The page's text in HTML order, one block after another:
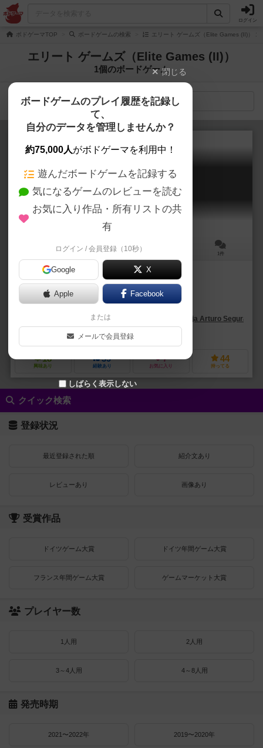
ログイン
ボドゲーマTOP ボードゲームの検索 エリート ゲームズ（Elite Games (II)） 1
エリート ゲームズ（Elite Games (II)）
1個のボードゲーム
検索メニュー
タイムオブサッカー
Time of Soccer
120分前後 1件
作品説明文の編集者を募集中
リプシッツ（Lipschitzz）
ボルハ・アルトゥーロ・セグラ・セルデイラ（Borja Arturo Segura
エリート・ゲームズ（Elite Games (II)）
18
興味あり
39
経験あり
7
お気に入り
44
持ってる
クイック検索
登録状況
最近登録された順 紹介文あり
レビューあり 画像あり
受賞作品
ドイツゲーム大賞 ドイツ年間ゲーム大賞
フランス年間ゲーム大賞 ゲームマーケット大賞
プレイヤー数
1人用 2人用
3～4人用 4～8人用
発売時期
2021〜2022年 2019〜2020年
閉じる
ボードゲームのプレイ履歴を記録し
て、
自分のデータを管理しませんか？
約75,000人がボドゲーマを利用中！
遊んだボードゲームを記録する
気になるゲームのレビューを読む
お気に入り作品・所有リストの共
有
ログイン / 会員登録（10秒）
Google X
Apple Facebook
または
メールで会員登録
しばらく表示しない